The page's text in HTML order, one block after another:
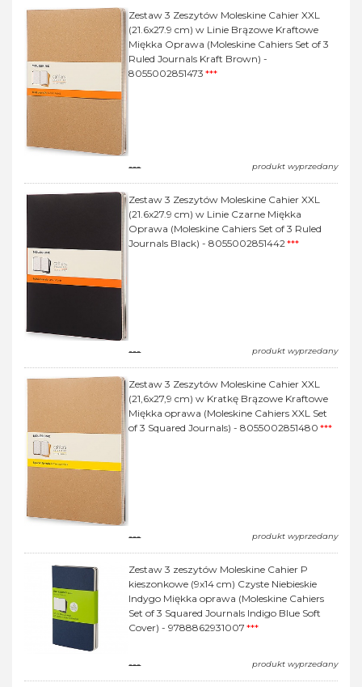
Zestaw 3 Zeszytów Moleskine Cahier XXL
(21.6x27.9 cm) w Linie Brązowe Kraftowe
Miękka Oprawa (Moleskine Cahiers Set of 3
Ruled Journals Kraft Brown) -
8055002851473 ***
--- produkt wyprzedany
Zestaw 3 Zeszytów Moleskine Cahier XXL
(21.6x27.9 cm) w Linie Czarne Miękka
Oprawa (Moleskine Cahiers Set of 3 Ruled
Journals Black) - 8055002851442***
--- produkt wyprzedany
Zestaw 3 Zeszytów Moleskine Cahier XXL
(21,6x27,9 cm) w Kratkę Brązowe Kraftowe
Miękka oprawa (Moleskine Cahiers XXL Set
of 3 Squared Journals) - 8055002851480 ***
--- produkt wyprzedany
Zestaw 3 zeszytów Moleskine Cahier P
kieszonkowe (9x14 cm) Czyste Niebieskie
Indygo Miękka oprawa (Moleskine Cahiers
Set of 3 Squared Journals Indigo Blue Soft
Cover) - 9788862931007 ***
--- produkt wyprzedany